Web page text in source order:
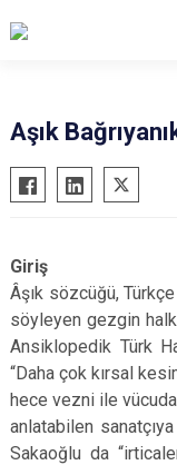
Aşkale
Çat
Horasan
Aziziye
İspir
Karaçoban
Karayazı
Köprüköy
Aşık
Giriş
Âşık sözcüğü,
söyleyen gezgin halk
Ansiklopedik Türk
“Daha çok kırsal
hece vezni ile
anlatabilen
Sakaoğlu da